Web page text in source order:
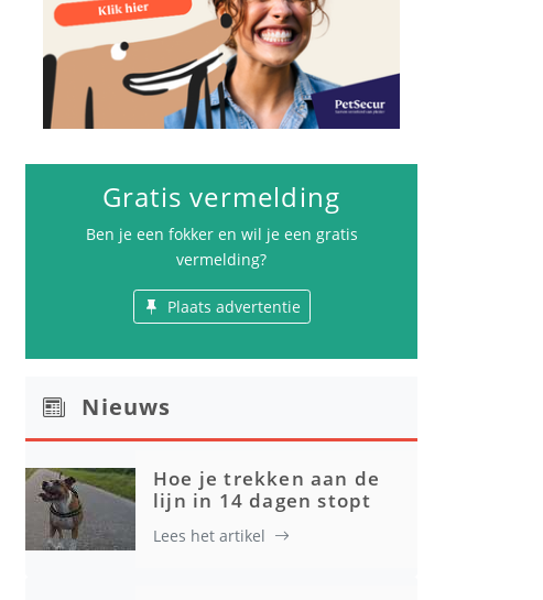
Gratis vermelding
Ben je een fokker en wil je een gratis
vermelding?
Plaats advertentie
Nieuws
Hoe je trekken aan de
lijn in 14 dagen stopt
Lees het artikel